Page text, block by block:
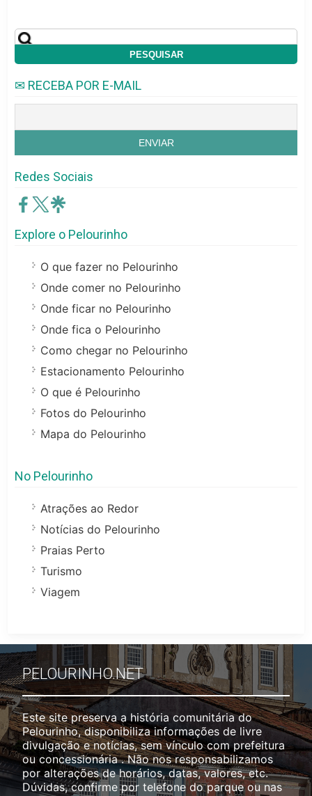
✉ RECEBA POR E-MAIL
Redes Sociais
Explore o Pelourinho
O que fazer no Pelourinho
Onde comer no Pelourinho
Onde ficar no Pelourinho
Onde fica o Pelourinho
Como chegar no Pelourinho
Estacionamento Pelourinho
O que é Pelourinho
Fotos do Pelourinho
Mapa do Pelourinho
No Pelourinho
Atrações ao Redor
Notícias do Pelourinho
Praias Perto
Turismo
Viagem
PELOURINHO.NET
Este site preserva a história comunitária do
Pelourinho, disponibiliza informações de livre
divulgação e notícias, sem vínculo com prefeitura
ou concessionária . Não nos responsabilizamos
por alterações de horários, datas, valores, etc.
Dúvidas, confirme por telefone do parque ou nas